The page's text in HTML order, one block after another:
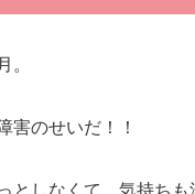
。
害のせいだ！！
としなくて、気持ち